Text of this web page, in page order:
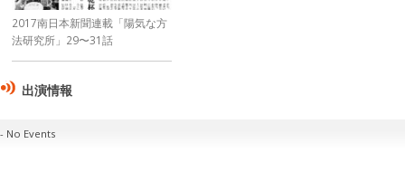
2017南日本新聞連載「陽気な方
法研究所」29〜31話
出演情報
No Events